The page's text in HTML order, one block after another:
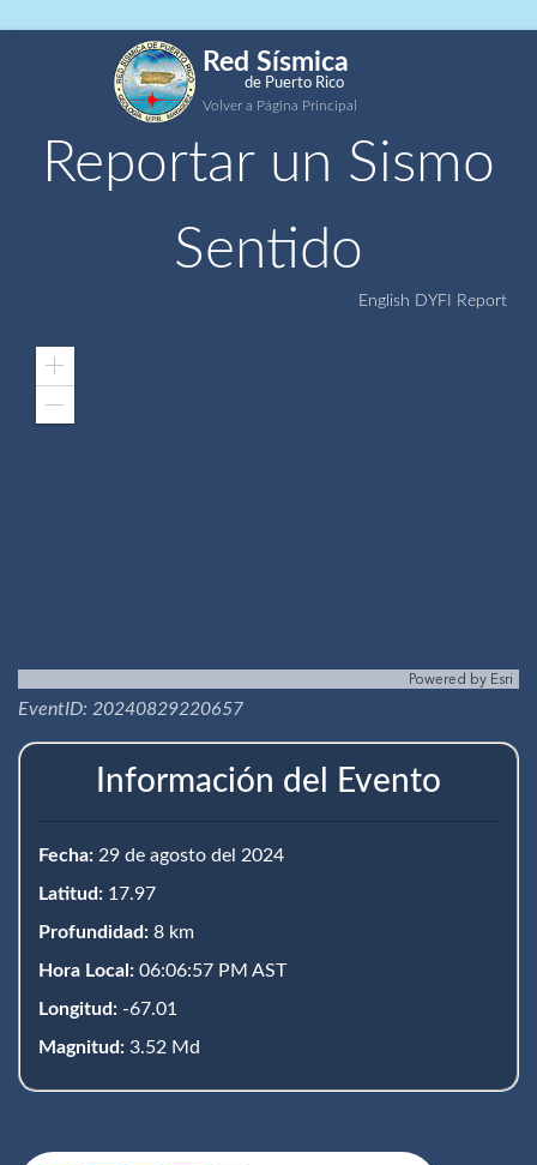
Red Sísmica
de Puerto Rico
Volver a Página Principal
Reportar un Sismo
Sentido
English DYFI Report
Zoom
Powered by Esri
EventID: 20240829220657
Información del Evento
Fecha: 29 de agosto del 2024
Latitud: 17.97
Profundidad: 8 km
Hora Local: 06:06:57 PM AST
Longitud: -67.01
Magnitud: 3.52 Md